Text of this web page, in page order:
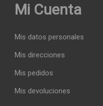
Mi Cuenta
Mis datos personales
Mis direcciones
Mis pedidos
Mis devoluciones